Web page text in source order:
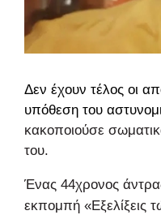
Δεν έχουν τέλος οι
υπόθεση του
κακοποιούσε
του.
Ένας 44χρονος
εκπομπή «Εξελίξεις